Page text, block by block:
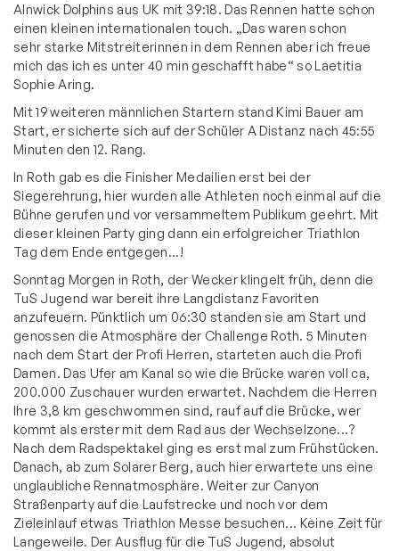
Alnwick Dolphins aus UK mit 39:18. Das Rennen hatte schon
einen kleinen internationalen touch. „Das waren schon
sehr starke Mitstreiterinnen in dem Rennen aber ich freue
mich das ich es unter 40 min geschafft habe“ so Laetitia
Sophie Aring.
Mit 19 weiteren männlichen Startern stand Kimi Bauer am
Start, er sicherte sich auf der Schüler A Distanz nach 45:55
Minuten den 12. Rang.
In Roth gab es die Finisher Medailien erst bei der
Siegerehrung, hier wurden alle Athleten noch einmal auf die
Bühne gerufen und vor versammeltem Publikum geehrt. Mit
dieser kleinen Party ging dann ein erfolgreicher Triathlon
Tag dem Ende entgegen...!
Sonntag Morgen in Roth, der Wecker klingelt früh, denn die
TuS Jugend war bereit ihre Langdistanz Favoriten
anzufeuern. Pünktlich um 06:30 standen sie am Start und
genossen die Atmosphäre der Challenge Roth. 5 Minuten
nach dem Start der Profi Herren, starteten auch die Profi
Damen. Das Ufer am Kanal so wie die Brücke waren voll ca,
200.000 Zuschauer wurden erwartet. Nachdem die Herren
Ihre 3,8 km geschwommen sind, rauf auf die Brücke, wer
kommt als erster mit dem Rad aus der Wechselzone...?
Nach dem Radspektakel ging es erst mal zum Frühstücken.
Danach, ab zum Solarer Berg, auch hier erwartete uns eine
unglaubliche Rennatmosphäre. Weiter zur Canyon
Straßenparty auf die Laufstrecke und noch vor dem
Zieleinlauf etwas Triathlon Messe besuchen... Keine Zeit für
Langeweile. Der Ausflug für die TuS Jugend, absolut